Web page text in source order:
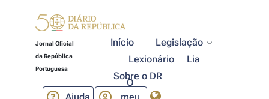
Jornal Oficial
da República
Portuguesa
Início
Legislação
Lexionário
Lia
Sobre o DR
Ajuda
O
meu